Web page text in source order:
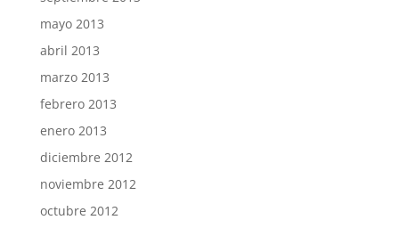
mayo 2013
abril 2013
marzo 2013
febrero 2013
enero 2013
diciembre 2012
noviembre 2012
octubre 2012